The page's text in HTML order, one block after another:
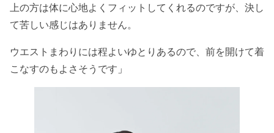
上の方は体に心地よくフィットしてくれるのですが、決し
て苦しい感じはありません。
ウエストまわりには程よいゆとりあるので、前を開けて着
こなすのもよさそうです 」